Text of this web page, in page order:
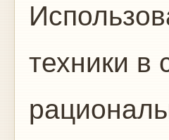
техники в